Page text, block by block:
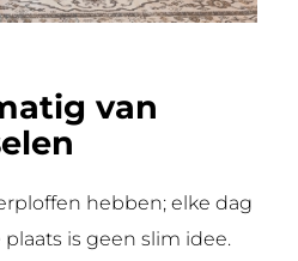
van
hebben; elke dag
is geen slim idee.